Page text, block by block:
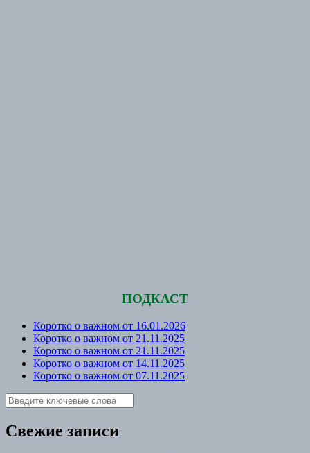
ПОДКАСТ
Коротко о важном от 16.01.2026
Коротко о важном от 21.11.2025
Коротко о важном от 21.11.2025
Коротко о важном от 14.11.2025
Коротко о важном от 07.11.2025
Свежие записи